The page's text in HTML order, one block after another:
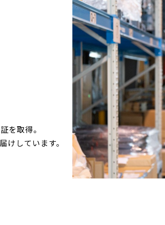
を取得。
しています。